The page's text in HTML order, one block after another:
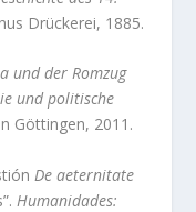
Drückerei, 1885.
und der Romzug
und politische
Göttingen, 2011.
De aeternitate
Humanidades: